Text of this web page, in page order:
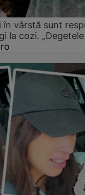
în vârstă sunt
la cozi. „Degetele